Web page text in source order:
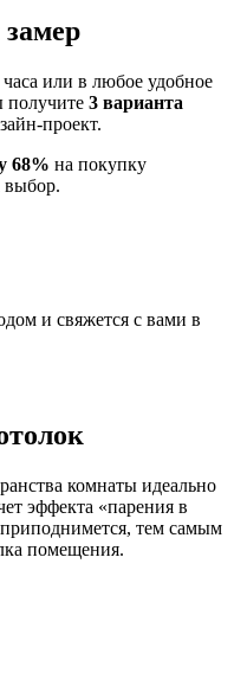
или в любое удобное
получите 3 варианта
проект.
68% на покупку
выбор.
и свяжется с вами в
комнаты идеально
эффекта «парения в
приподнимется, тем самым
помещения.